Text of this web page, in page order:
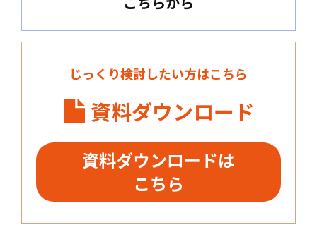
じっくり検討したい方はこちら
資料ダウンロード
資料ダウンロードは
こちら